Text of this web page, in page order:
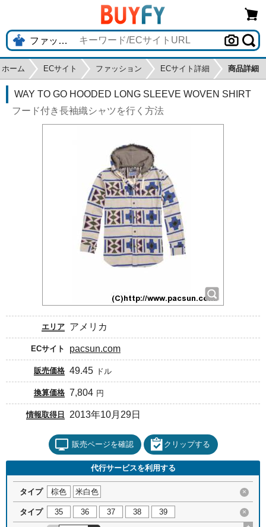
ホーム ECサイト ファッション ECサイト詳細 商品詳細
WAY TO GO HOODED LONG SLEEVE WOVEN SHIRT
フード付き長袖織シャツを行く方法
エリア アメリカ
ECサイト pacsun.com
販売価格 49.45 ドル
換算価格 7,804 円
情報取得日 2013年10月29日
販売ページを確認 クリップする
代行サービスを利用する
タイプ 棕色 米白色 ×
タイプ 35 36 37 38 39 ×